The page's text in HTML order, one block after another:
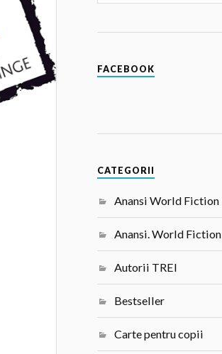
FACEBOOK
CATEGORII
Anansi World Fiction
Anansi. World Fiction
Autorii TREI
Bestseller
Carte pentru copii